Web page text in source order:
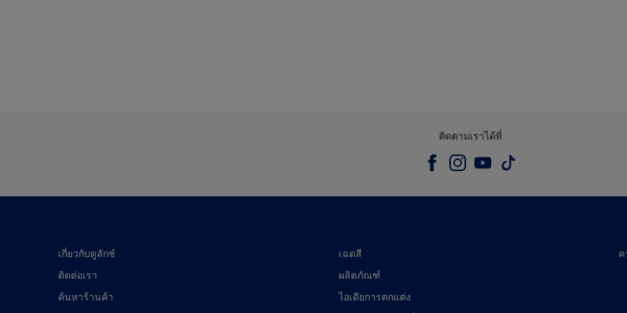
ติดตามเราได้ที่
เกี่ยวกับดูลักซ์
ติดต่อเรา
ค้นหาร้านค้า
เฉดสี
ผลิตภัณฑ์
ไอเดียการตกแต่ง